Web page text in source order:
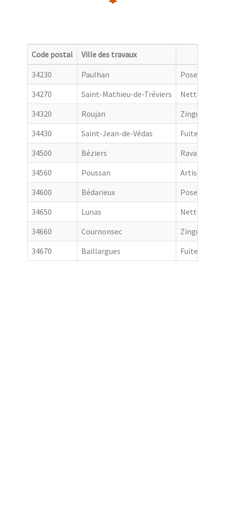
Code postal Ville des travaux
34230
Paulhan
Pose de
34270
Saint-Mathieu-de-Tréviers
Nettoyage
34320
Roujan
Zingueur
34430
Saint-Jean-de-Védas
Fuite toiture
34500
Béziers
Ravalement
34560
Poussan
Artisan
34600
Bédarieux
Pose de
34650
Lunas
Nettoyage
34660
Cournonsec
Zingueur
34670
Baillargues Fuite toiture